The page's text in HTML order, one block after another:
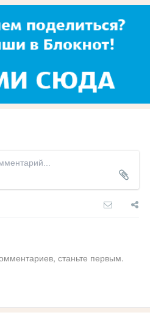
станьте первым.